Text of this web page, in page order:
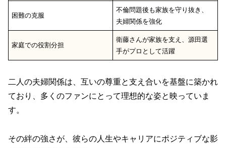
困難の克服
不倫問題後も家族を守り抜き、
夫婦関係を強化
家庭での役割分担
衛藤さんが家族を支え、源田選
手がプロとして活躍
二人の夫婦関係は、互いの尊重と支え合いを基盤に築かれ
ており、多くのファンにとって理想的な姿と映っていま
す。
その絆の強さが、彼らの人生やキャリアにポジティブな影